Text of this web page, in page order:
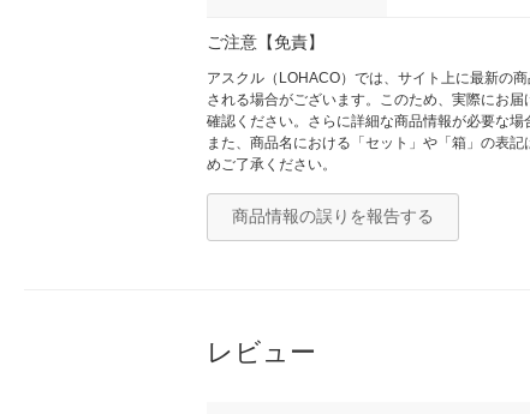
ご注意【免責】
アスクル（LOHACO）では、サイト上に最新の
される場合がございます。このため、実際にお
確認ください。さらに詳細な商品情報が必要な場
また、商品名における「セット」や「箱」の表
めご了承ください。
商品情報の誤りを報告する
レビュー